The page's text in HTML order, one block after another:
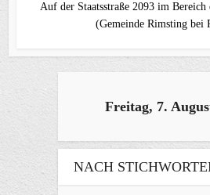
Auf der Staatsstraße 2093 im
(Gemeinde Rimsting bei
Freitag, 7.
NACH